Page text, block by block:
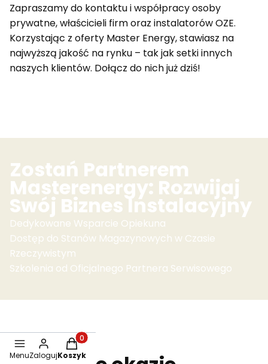
Zapraszamy do kontaktu i współpracy osoby
prywatne, właścicieli firm oraz instalatorów OZE.
Korzystając z oferty Master Energy, stawiasz na
najwyższą jakość na rynku – tak jak setki innych
naszych klientów. Dołącz do nich już dziś!
Zostań Partnerem
Masterenergy: Rozwijaj
Swój Biznes Instalacyjny
Dedykowane Wsparcie Opiekuna
Dostęp do Stanów Magazynowych w Czasie
Rzeczywistym
Szkolenia od Oficjalnego Partnera Serwisowego
MenuZaloguj
Produkty w koszyku: 0. Zobacz szczegóły
Koszyk